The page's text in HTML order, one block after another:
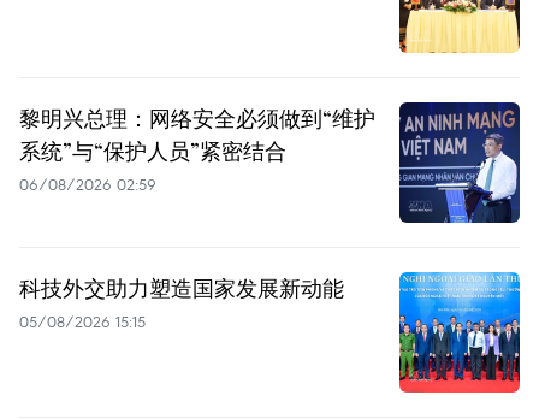
黎明兴总理：网络安全必须做到“维护
系统”与“保护人员”紧密结合
06/08/2026 02:59
科技外交助力塑造国家发展新动能
05/08/2026 15:15